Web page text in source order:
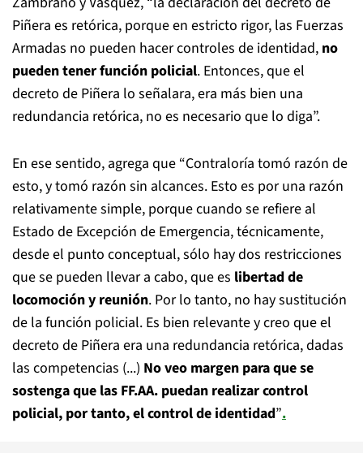
Piñera es retórica, porque en estricto rigor, las Fuerzas
Armadas no pueden hacer controles de identidad, no
pueden tener función policial. Entonces, que el
decreto de Piñera lo señalara, era más bien una
redundancia retórica, no es necesario que lo diga”.
En ese sentido, agrega que “Contraloría tomó razón de
esto, y tomó razón sin alcances. Esto es por una razón
relativamente simple, porque cuando se refiere al
Estado de Excepción de Emergencia, técnicamente,
desde el punto conceptual, sólo hay dos restricciones
que se pueden llevar a cabo, que es libertad de
locomoción y reunión. Por lo tanto, no hay sustitución
de la función policial. Es bien relevante y creo que el
decreto de Piñera era una redundancia retórica, dadas
las competencias (...) No veo margen para que se
sostenga que las FF.AA. puedan realizar control
policial, por tanto, el control de identidad”.